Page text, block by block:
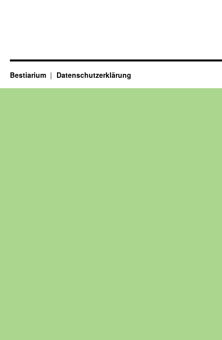
Bestiarium Datenschutzerklärung